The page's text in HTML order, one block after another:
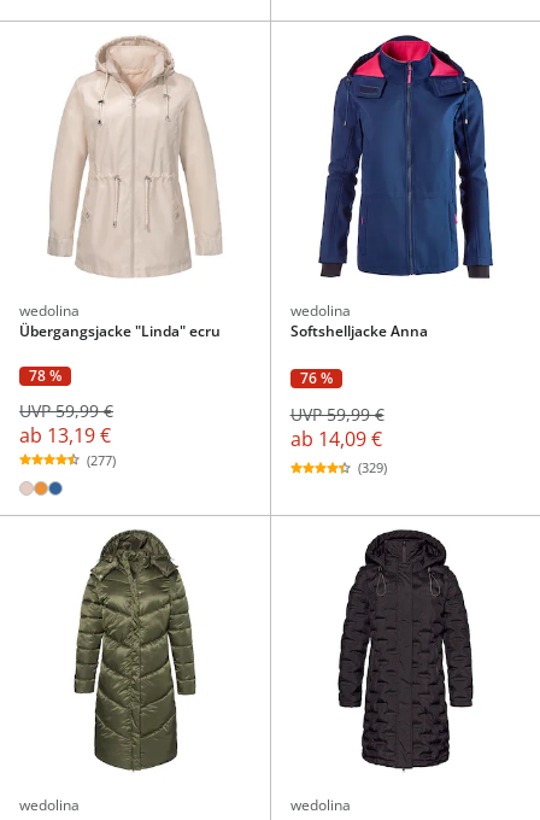
wedolina
Übergangsjacke "Linda" ecru
78 %
ab 13,19 €
UVP 59,99 €
(277)
wedolina
Softshelljacke Anna
76 %
ab 14,09 €
UVP 59,99 €
(329)
wedolina
wedolina